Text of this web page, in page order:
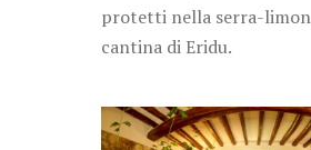
protetti nella serra-
cantina di Eridu.